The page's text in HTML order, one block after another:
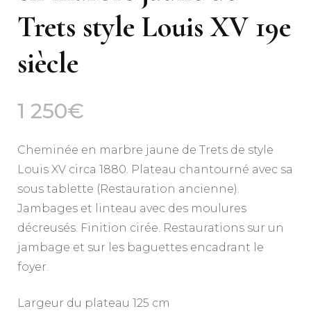
Trets style Louis XV 19e
siècle
1 250€
Cheminée en marbre jaune de Trets de style
Louis XV circa 1880. Plateau chantourné avec sa
sous tablette (Restauration ancienne).
Jambages et linteau avec des moulures
décreusés. Finition cirée. Restaurations sur un
jambage et sur les baguettes encadrant le
foyer.
Largeur du plateau 125 cm